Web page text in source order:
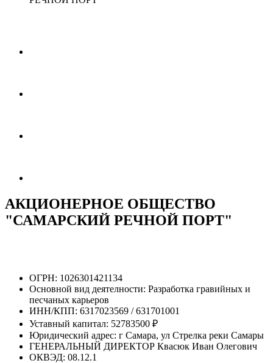
АКЦИОНЕРНОЕ ОБЩЕСТВО
"САМАРСКИЙ РЕЧНОЙ ПОРТ"
ОГРН: 1026301421134
Основной вид деятелности: Разработка гравийных и
песчаных карьеров
ИНН/КПП: 6317023569 / 631701001
Уставный капитал: 52783500 ₽
Юридический адрес: г Самара, ул Стрелка реки Самары
ГЕНЕРАЛЬНЫЙ ДИРЕКТОР Квасюк Иван Олегович
ОКВЭД: 08.12.1